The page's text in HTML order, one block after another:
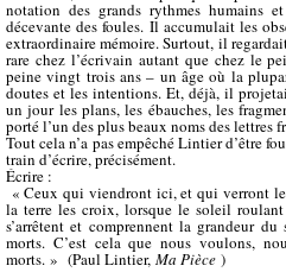
notation des grands rythmes humains
décevante des foules. Il accumulait les
extraordinaire mémoire. Surtout, il
rare chez l’écrivain autant que chez le
peine vingt trois ans – un âge où la
doutes et les intentions. Et, déjà, il
un jour les plans, les ébauches, les
porté l’un des plus beaux noms des lettres
Tout cela n’a pas empêché Lintier d’être
train d’écrire, précisément.
Écrire :
« Ceux qui viendront ici, et qui verront
la terre les croix, lorsque le soleil
s’arrêtent et comprennent la grandeur
morts. C’est cela que nous voulons,
morts. » (Paul Lintier, Ma Pièce )